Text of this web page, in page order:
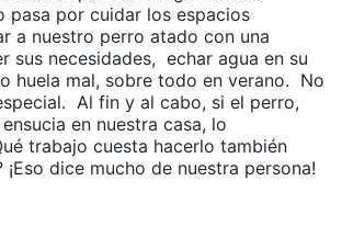
pasa por cuidar los espacios
a nuestro perro atado con una
sus necesidades, echar agua en su
huela mal, sobre todo en verano. No
Al fin y al cabo, si el perro,
en nuestra casa, lo
trabajo cuesta hacerlo también
¡Eso dice mucho de nuestra persona!